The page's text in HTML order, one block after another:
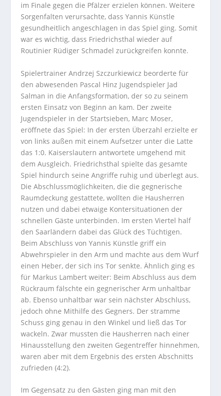
im Finale gegen die Pfälzer erzielen können. Weitere
Sorgenfalten verursachte, dass Yannis Künstle
gesundheitlich angeschlagen in das Spiel ging. Somit
war es wichtig, dass Friedrichsthal wieder auf
Routinier Rüdiger Schmadel zurückgreifen konnte.
Spielertrainer Andrzej Szczurkiewicz beorderte für
den abwesenden Pascal Hinz Jugendspieler Jad
Salman in die Anfangsformation, der so zu seinem
ersten Einsatz von Beginn an kam. Der zweite
Jugendspieler in der Startsieben, Marc Moser,
eröffnete das Spiel: In der ersten Überzahl erzielte er
von links außen mit einem Aufsetzer unter die Latte
das 1:0. Kaiserslautern antwortete umgehend mit
dem Ausgleich. Friedrichsthal spielte das gesamte
Spiel hindurch seine Angriffe ruhig und überlegt aus.
Die Abschlussmöglichkeiten, die die gegnerische
Raumdeckung gestattete, wollten die Hausherren
nutzen und dabei etwaige Kontersituationen der
schnellen Gäste unterbinden. Im ersten Viertel half
den Saarländern dabei das Glück des Tüchtigen.
Beim Abschluss von Yannis Künstle griff ein
Abwehrspieler in den Arm und machte aus dem Wurf
einen Heber, der sich ins Tor senkte. Ähnlich ging es
für Markus Lambert weiter: Beim Abschluss aus dem
Rückraum fälschte ein gegnerischer Arm unhaltbar
ab. Ebenso unhaltbar war sein nächster Abschluss,
jedoch ohne Mithilfe des Gegners. Der stramme
Schuss ging genau in den Winkel und ließ das Tor
wackeln. Zwar mussten die Hausherren nach einer
Hinausstellung den zweiten Gegentreffer hinnehmen,
waren aber mit dem Ergebnis des ersten Abschnitts
zufrieden (4:2).
Im Gegensatz zu den Gästen ging man mit den